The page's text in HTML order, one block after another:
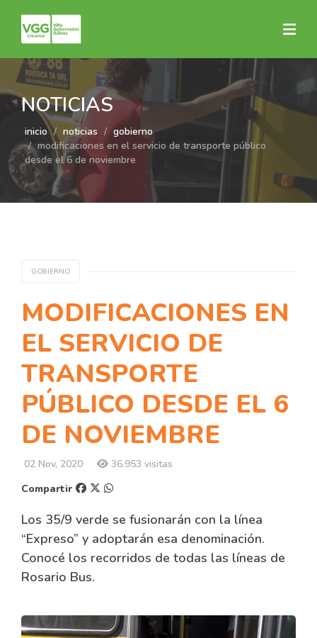
NOTICIAS
inicio noticias
gobierno
modificaciones en el servicio de transporte público
desde el 6 de noviembre
GOBIERNO
MODIFICACIONES EN
EL SERVICIO DE
TRANSPORTE
PÚBLICO DESDE EL 6
DE NOVIEMBRE
02 Nov, 2020
36.953 visitas
Compartir
Los 35/9 verde se fusionarán con la línea
“Expreso” y adoptarán esa denominación.
Conocé los recorridos de todas las líneas de
Rosario Bus.